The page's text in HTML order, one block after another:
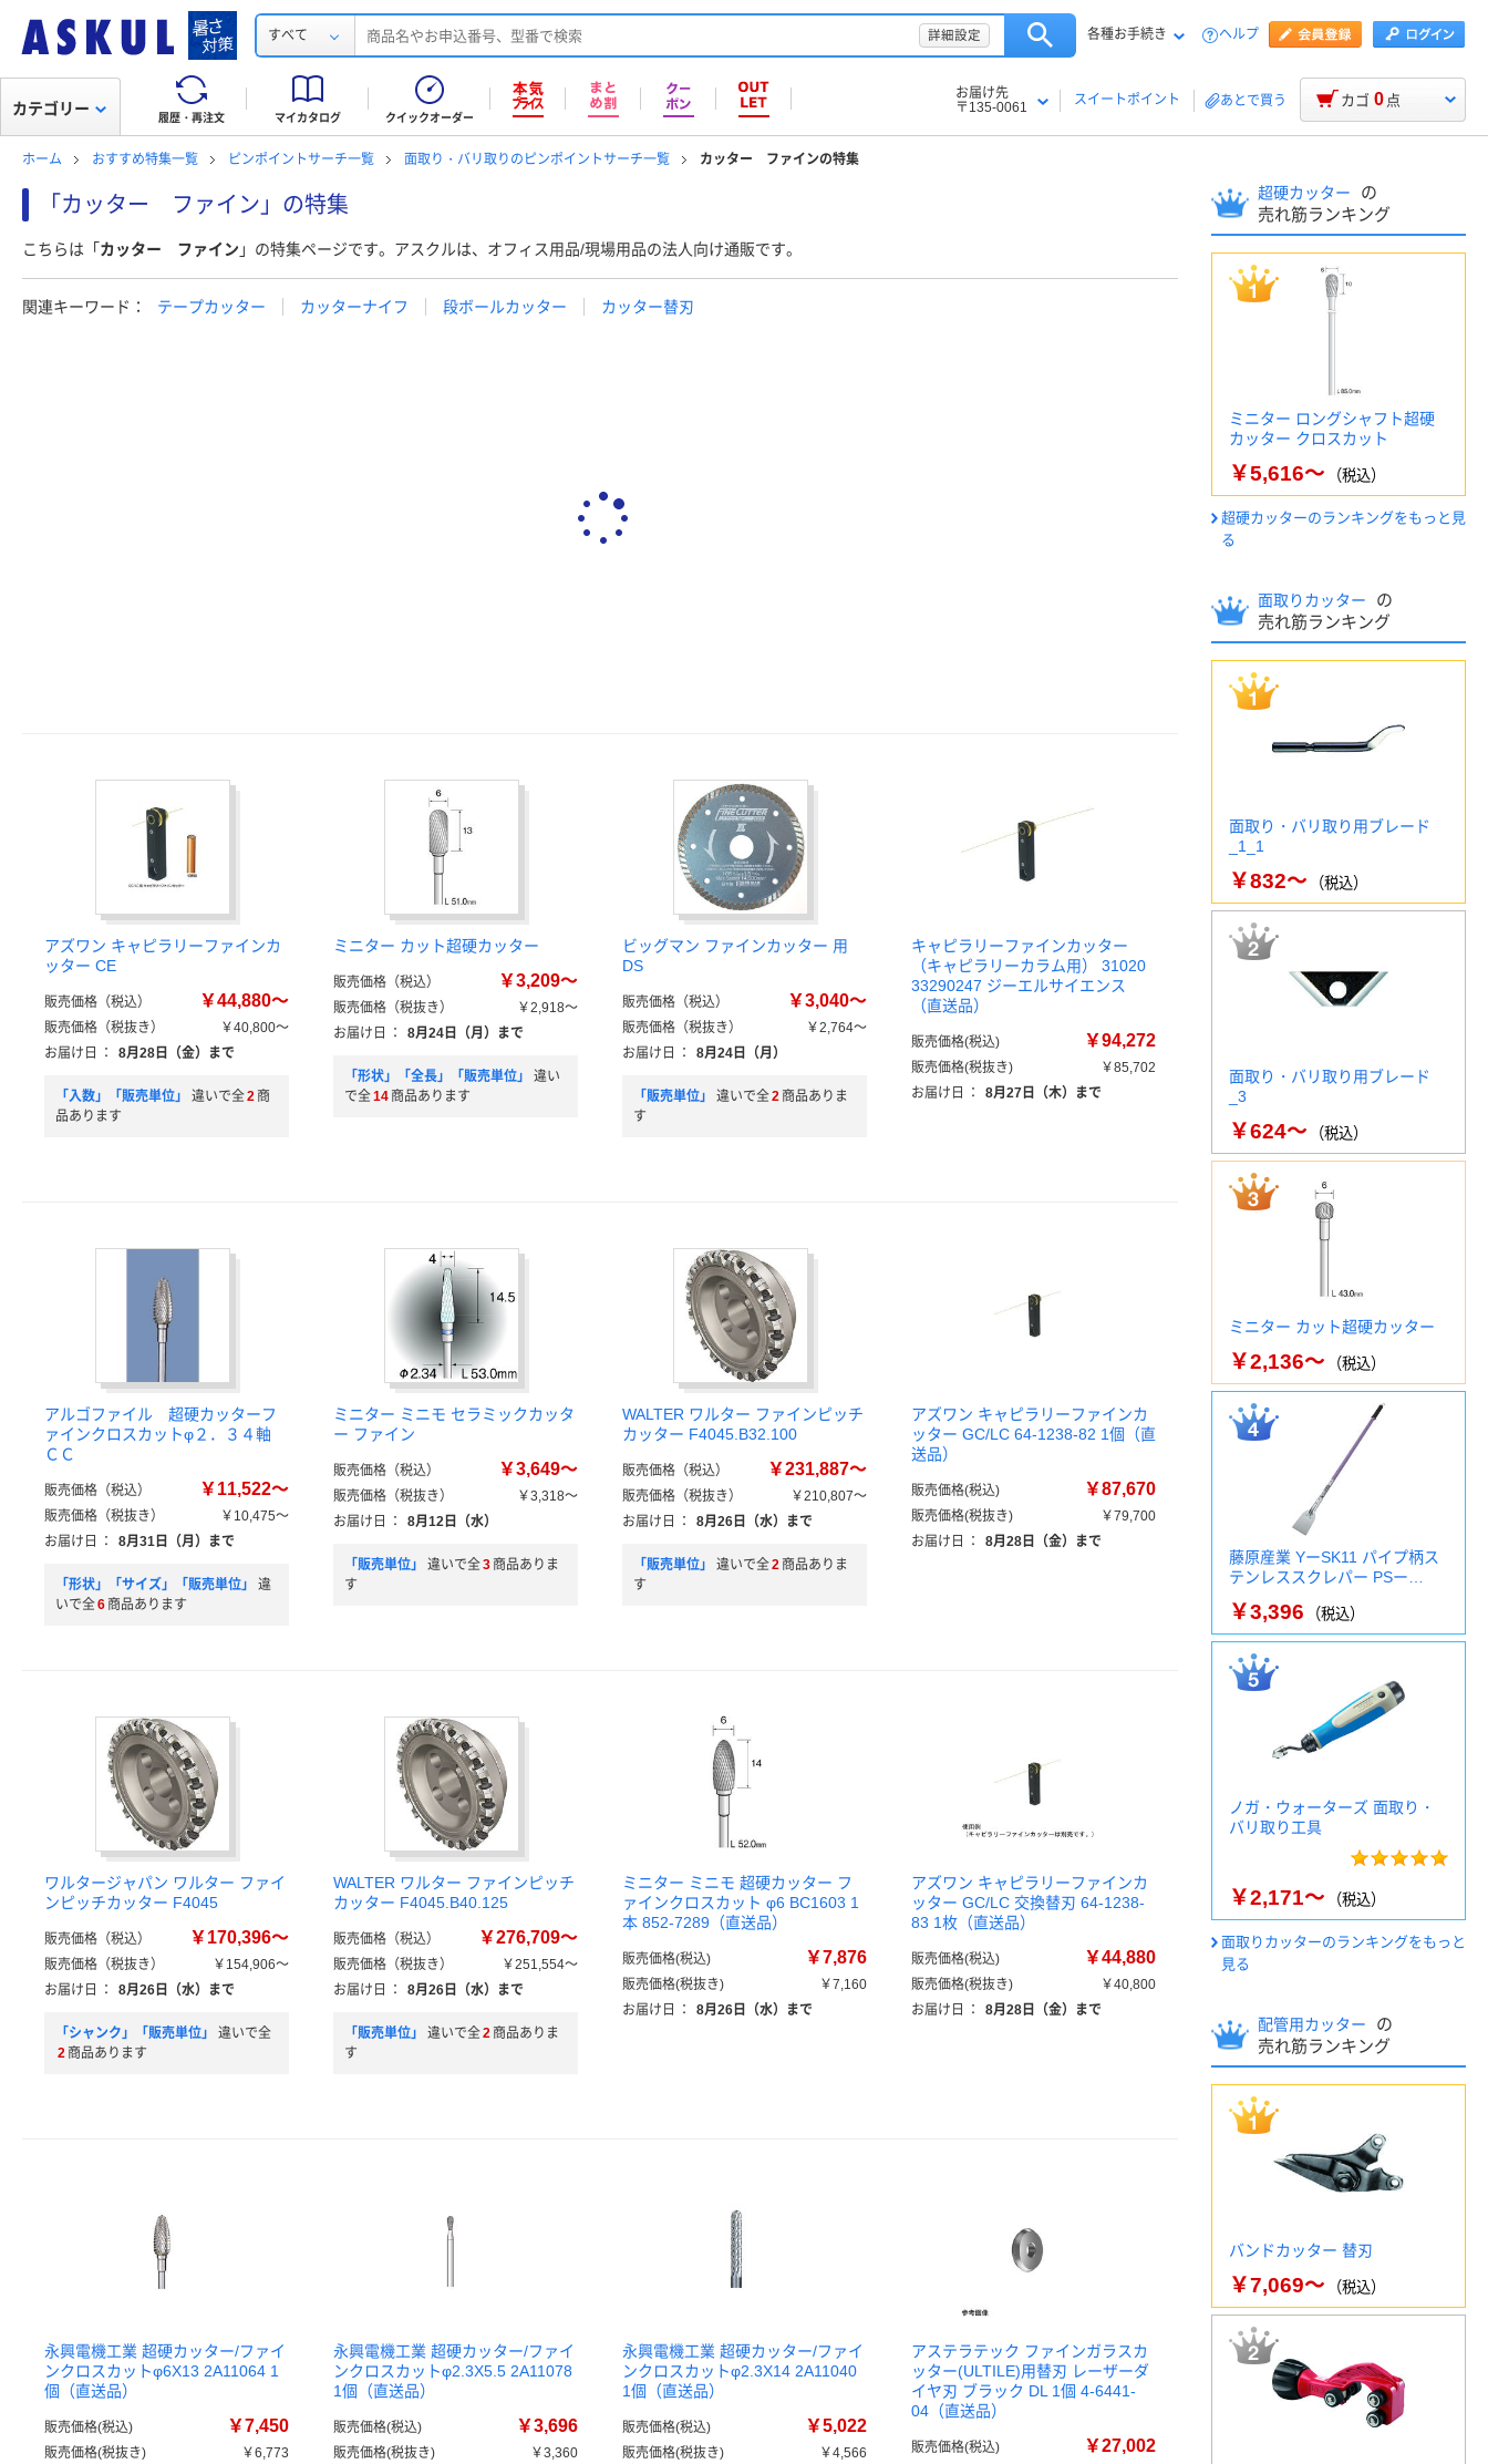
すべて 詳細設定 各種お手続き ヘルプ
履歴・再注文 マイカタログ クイックオーダー
お届け先
〒135-0061
スイートポイント あとで買う
カテゴリー カゴ 0 点
ホーム おすすめ特集一覧 ピンポイントサーチ一覧 面取り・バリ取りのピンポイントサーチ一覧 カッター ファインの特集
「カッター ファイン」の特集
こちらは「 カッター ファイン 」の特集ページです。アスクルは、オフィス用品/現場用品の法人向け通販です。
関連キーワード： テープカッター カッターナイフ 段ボールカッター カッター替刃
アズワン キャピラリーファインカ
ッター CE
販売価格（税込） ￥44,880～
販売価格（税抜き）
￥40,800～
お届け日
： 8月28日（金）まで
「入数」「販売単位」 違いで全2 商
品あります
ミニター カット超硬カッター
販売価格（税込） ￥3,209～
販売価格（税抜き）
￥2,918～
お届け日
： 8月24日（月）まで
「形状」「全長」「販売単位」
違い
で全14 商品あります
ビッグマン ファインカッター 用
DS
販売価格（税込） ￥3,040～
販売価格（税抜き）
￥2,764～
お届け日
： 8月24日（月）
「販売単位」 違いで全2 商品ありま
す
キャピラリーファインカッター
（キャピラリーカラム用） 31020
33290247 ジーエルサイエンス
（直送品）
販売価格(税込) ￥94,272
販売価格(税抜き)
￥85,702
お届け日
： 8月27日（木）まで
アルゴファイル 超硬カッターフ
ァインクロスカットφ２．３４軸
ＣＣ
販売価格（税込） ￥11,522～
販売価格（税抜き）
￥10,475～
お届け日
： 8月31日（月）まで
「形状」「サイズ」「販売単位」
違
いで全6 商品あります
ミニター ミニモ セラミックカッタ
ー ファイン
販売価格（税込） ￥3,649～
販売価格（税抜き）
￥3,318～
お届け日
： 8月12日（水）
「販売単位」 違いで全3 商品ありま
す
WALTER ワルター ファインピッチ
カッター F4045.B32.100
販売価格（税込） ￥231,887～
販売価格（税抜き）
￥210,807～
お届け日
： 8月26日（水）まで
「販売単位」 違いで全2 商品ありま
す
アズワン キャピラリーファインカ
ッター GC/LC 64-1238-82 1個（直
送品）
販売価格(税込) ￥87,670
販売価格(税抜き)
￥79,700
お届け日
： 8月28日（金）まで
ワルタージャパン ワルター ファイ
ンピッチカッター F4045
販売価格（税込） ￥170,396～
販売価格（税抜き）
￥154,906～
お届け日
： 8月26日（水）まで
「シャンク」「販売単位」
違いで全
2 商品あります
WALTER ワルター ファインピッチ
カッター F4045.B40.125
販売価格（税込） ￥276,709～
販売価格（税抜き）
￥251,554～
お届け日
： 8月26日（水）まで
「販売単位」 違いで全2 商品ありま
す
ミニター ミニモ 超硬カッター フ
ァインクロスカット φ6 BC1603 1
本 852-7289（直送品）
販売価格(税込) ￥7,876
販売価格(税抜き)
￥7,160
お届け日
： 8月26日（水）まで
アズワン キャピラリーファインカ
ッター GC/LC 交換替刃 64-1238-
83 1枚（直送品）
販売価格(税込) ￥44,880
販売価格(税抜き)
￥40,800
お届け日
： 8月28日（金）まで
永興電機工業 超硬カッター/ファイ
ンクロスカットφ6X13 2A11064 1
個（直送品）
販売価格(税込) ￥7,450
販売価格(税抜き)
￥6,773
永興電機工業 超硬カッター/ファイ
ンクロスカットφ2.3X5.5 2A11078
1個（直送品）
販売価格(税込) ￥3,696
販売価格(税抜き)
￥3,360
永興電機工業 超硬カッター/ファイ
ンクロスカットφ2.3X14 2A11040
1個（直送品）
販売価格(税込) ￥5,022
販売価格(税抜き)
￥4,566
アステラテック ファインガラスカ
ッター(ULTILE)用替刃 レーザーダ
イヤ刃 ブラック DL 1個 4-6441-
04（直送品）
販売価格(税込) ￥27,002
超硬カッター
の
売れ筋ランキング
ミニター ロングシャフト超硬
カッター クロスカット
￥5,616～ （税込）
超硬カッターのランキングをもっと見
る
面取りカッター
の
売れ筋ランキング
面取り・バリ取り用ブレード
_1_1
￥832～ （税込）
面取り・バリ取り用ブレード
_3
￥624～ （税込）
ミニター カット超硬カッター
￥2,136～ （税込）
藤原産業 YーSK11 パイプ柄ス
テンレススクレパー PSー…
￥3,396 （税込）
ノガ・ウォーターズ 面取り・
バリ取り工具
￥2,171～ （税込）
面取りカッターのランキングをもっと
見る
配管用カッター
の
売れ筋ランキング
バンドカッター 替刃
￥7,069～ （税込）